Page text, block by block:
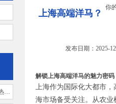
你
上海高端洋马？
发布日期：2025-
解锁上海高端洋马的魅力密码
上海作为国际化大都市
海市场备受关注。从农
上海水磨贵族宝贝最新论坛：本地热议话题